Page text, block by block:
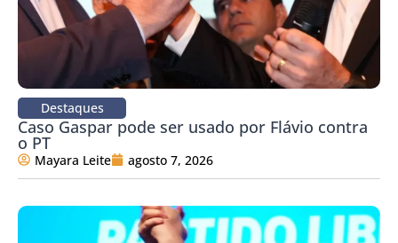
Destaques
Caso Gaspar pode ser usado por Flávio contra
o PT
Mayara Leite agosto 7, 2026